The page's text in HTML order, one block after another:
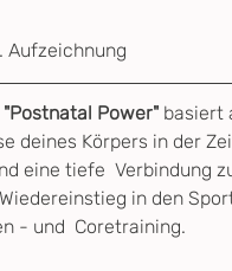
Aufzeichnung
"Postnatal Power" basiert
deines Körpers in der
eine tiefe  Verbindung
in den
- und  Coretraining.